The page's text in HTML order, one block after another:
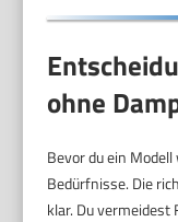
ohne
Bevor du ein
Bedürfnisse. Die
klar. Du vermeidest